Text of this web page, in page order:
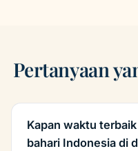
Pertanyaan
Kapan waktu
bahari Indonesia di